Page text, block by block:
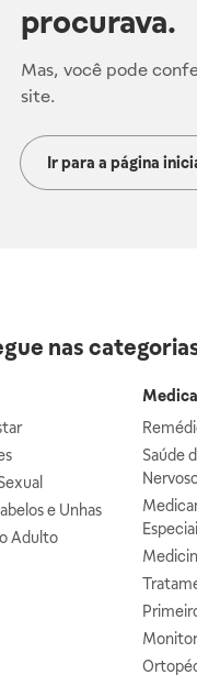
procurava.
Mas, você pode
site.
Ir para a página
nas
e Unhas
Adulto
Saúde